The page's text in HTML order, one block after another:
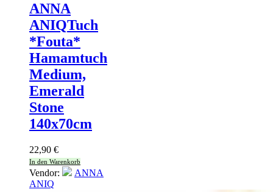
ANNA
ANIQTuch
*Fouta*
Hamamtuch
Medium,
Emerald
Stone
140x70cm
22,90 €
In den Warenkorb
Vendor:
ANNA
ANIQ